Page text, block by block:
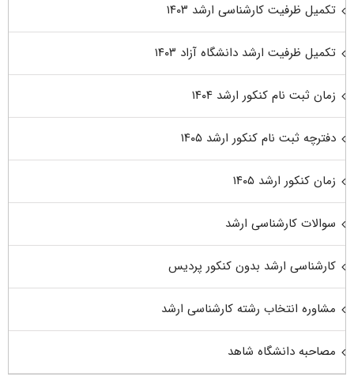
تکمیل ظرفیت کارشناسی ارشد ۱۴۰۳
تکمیل ظرفیت ارشد دانشگاه آزاد ۱۴۰۳
زمان ثبت نام کنکور ارشد ۱۴۰۴
دفترچه ثبت نام کنکور ارشد ۱۴۰۵
زمان کنکور ارشد ۱۴۰۵
سوالات کارشناسی ارشد
کارشناسی ارشد بدون کنکور پردیس
مشاوره انتخاب رشته کارشناسی ارشد
مصاحبه دانشگاه شاهد